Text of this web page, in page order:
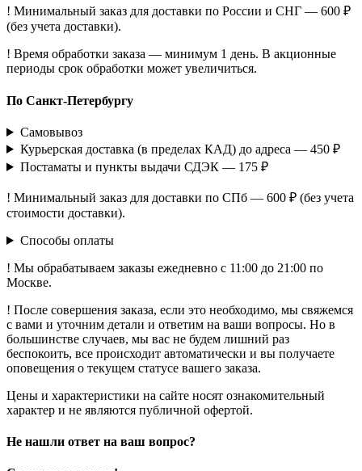
! Минимальный заказ для доставки по России и СНГ — 600 ₽
(без учета доставки).
! Время обработки заказа — минимум 1 день. В акционные
периоды срок обработки может увеличиться.
По Санкт-Петербургу
Самовывоз
Курьерская доставка (в пределах КАД) до адреса — 450 ₽
Постаматы и пункты выдачи СДЭК — 175 ₽
! Минимальный заказ для доставки по СПб — 600 ₽ (без учета
стоимости доставки).
Способы оплаты
! Мы обрабатываем заказы ежедневно с 11:00 до 21:00 по
Москве.
! После совершения заказа, если это необходимо, мы свяжемся
с вами и уточним детали и ответим на ваши вопросы. Но в
большинстве случаев, мы вас не будем лишний раз
беспокоить, все происходит автоматически и вы получаете
оповещения о текущем статусе вашего заказа.
Цены и характеристики на сайте носят ознакомительный
характер и не являются публичной офертой.
Не нашли ответ на ваш вопрос?